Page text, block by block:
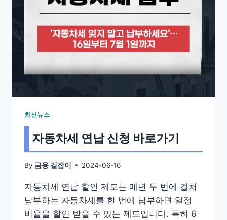
최신뉴스
자동차세 연납 신청 바로가기
By 금융 길잡이 2024-06-16
자동차세 연납 할인 제도는 매년 두 번에 걸쳐
납부하는 자동차세를 한 번에 납부하면 일정
비율을 할인 받을 수 있는 제도입니다. 특히 6